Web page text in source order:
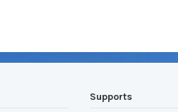
Supports